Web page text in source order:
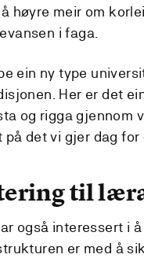
høyre meir om
i faga.
ein ny type
Her er det
og rigga gjennom
det vi gjer dag for
til
også interessert i
er med å